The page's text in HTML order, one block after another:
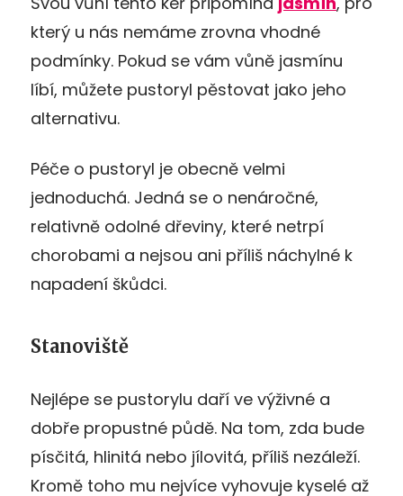
který u nás nemáme zrovna vhodné
podmínky. Pokud se vám vůně jasmínu
líbí, můžete pustoryl pěstovat jako jeho
alternativu.
Péče o pustoryl je obecně velmi
jednoduchá. Jedná se o nenáročné,
relativně odolné dřeviny, které netrpí
chorobami a nejsou ani příliš náchylné k
napadení škůdci.
Stanoviště
Nejlépe se pustorylu daří ve výživné a
dobře propustné půdě. Na tom, zda bude
písčitá, hlinitá nebo jílovitá, příliš nezáleží.
Kromě toho mu nejvíce vyhovuje kyselé až